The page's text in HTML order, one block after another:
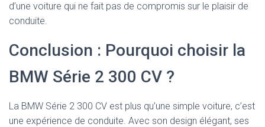
d’une voiture qui ne fait pas de compromis sur le plaisir de
conduite.
Conclusion : Pourquoi choisir la
BMW Série 2 300 CV ?
La BMW Série 2 300 CV est plus qu’une simple voiture, c’est
une expérience de conduite. Avec son design élégant, ses